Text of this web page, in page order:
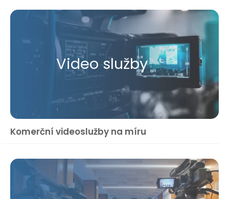
Video služby
Komerční videoslužby na míru